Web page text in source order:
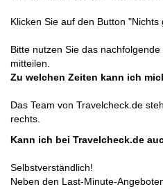
Klicken Sie auf den Button
Bitte nutzen Sie das
mitteilen.
Zu welchen Zeiten kann ich
Das Team von Travelcheck.de
rechts.
Kann ich bei Travelcheck.de
Selbstverständlich!
Neben den Last-Minute-